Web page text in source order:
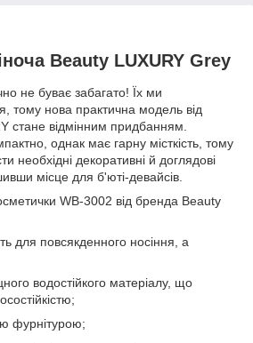
Beauty LUXURY Grey
не буває забагато! Їх ми
тому нова практична модель від
стане відмінним придбанням.
однак має гарну місткість, тому
необхідні декоративні й доглядові
місце для б'юті-девайсів.
WB-3002 від бренда Beauty
для повсякденного носіння, а
водостійкого матеріалу, що
фурнітурою;